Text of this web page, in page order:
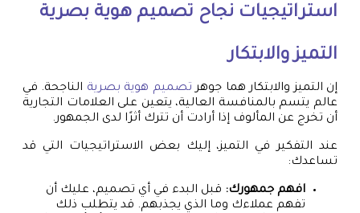
استراتيجيات نجاح تصميم هوية بصرية
التميز والابتكار
إن التميز والابتكار هما جوهر تصميم هوية بصرية الناجحة. في
عالم يتسم بالمنافسة العالية، يتعين على العلامات التجارية
أن تخرج عن المألوف إذا أرادت أن تترك أثرًا لدى الجمهور.
عند التفكير في التميز، إليك بعض الاستراتيجيات التي قد
تساعدك:
افهم جمهورك: قبل البدء في أي تصميم، عليك أن
تفهم عملاءك وما الذي يجذبهم. قد يتطلب ذلك